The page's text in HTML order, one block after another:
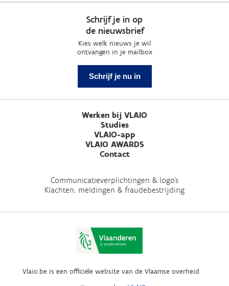
Schrijf je in op
de nieuwsbrief
Kies welk nieuws je wil
ontvangen in je mailbox
Schrijf je nu in
Werken bij VLAIO
Studies
VLAIO-app
VLAIO AWARDS
Contact
Communicatieverplichtingen & logo's
Klachten, meldingen & fraudebestrijding
Vlaio.be is een officiële website van de Vlaamse overheid